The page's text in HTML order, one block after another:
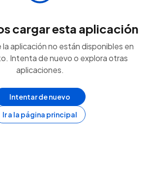
cargar esta aplicación
aplicación no están disponibles en
Intenta de nuevo o explora otras
aplicaciones.
Intentar de nuevo
Ir a la página principal